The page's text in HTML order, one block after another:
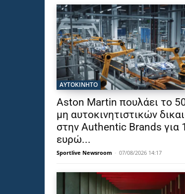
ΑΥΤΟΚΙΝΗΤΟ
Aston Martin πουλάει το
μη αυτοκινητιστικών
στην Authentic Brands για
ευρώ...
Sportlive Newsroom - 07/08/2026 14:17